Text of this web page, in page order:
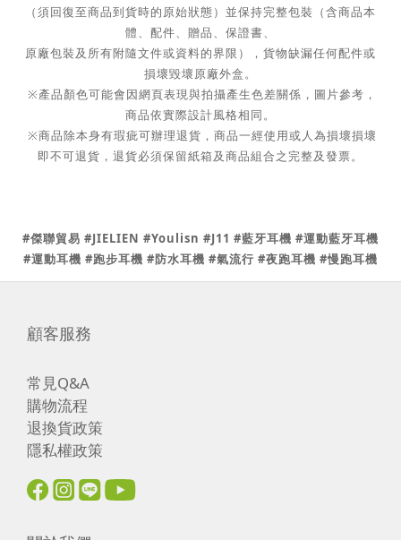
（須回復至商品到貨時的原始狀態）並保持完整包裝（含商品本
體、配件、贈品、保證書、
原廠包裝及所有附隨文件或資料的界限），貨物缺漏任何配件或
損壞毀壞原廠外盒。
※產品顏色可能會因網頁表現與拍攝產生色差關係，圖片參考，
商品依實際設計風格相同。
※商品除本身有瑕疵可辦理退貨，商品一經使用或人為損壞損壞
即不可退貨，退貨必須保留紙箱及商品組合之完整及發票。
#傑聯貿易 #JIELIEN #Youlisn #J11 #藍牙耳機 #運動藍牙耳機
#運動耳機 #跑步耳機 #防水耳機 #氣流行 #夜跑耳機 #慢跑耳機
顧客服務
常見Q&A
購物流程
退換貨政策
隱私權政策